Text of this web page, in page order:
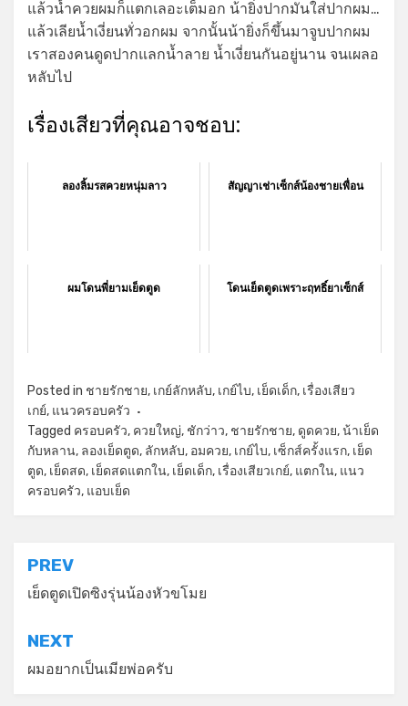
แล้วน้ำควยผมก็แตกเลอะเต็มอก น้ายิ่งปากมันใส่ปากผม…
แล้วเลียน้ำเงี่ยนทั่วอกผม จากนั้นน้ายิ่งก็ขึ้นมาจูบปากผม
เราสองคนดูดปากแลกน้ำลาย น้ำเงี่ยนกันอยู่นาน จนเผลอ
หลับไป
เรื่องเสียวที่คุณอาจชอบ:
ลองลิ้มรสควยหนุ่มลาว สัญญาเช่าเซ็กส์น้องชายเพื่อน
ผมโดนพี่ยามเย็ดตูด โดนเย็ดตูดเพราะฤทธิ์ยาเซ็กส์
Posted in ชายรักชาย, เกย์ลักหลับ, เกย์ไบ, เย็ดเด็ก, เรื่องเสียว
เกย์, แนวครอบครัว
Tagged ครอบครัว, ควยใหญ่, ชักว่าว, ชายรักชาย, ดูดควย,น้าเย็ด
กับหลาน, ลองเย็ดตูด, ลักหลับ, อมควย, เกย์ไบ, เซ็กส์ครั้งแรก, เย็ด
ตูด, เย็ดสด, เย็ดสดแตกใน, เย็ดเด็ก, เรื่องเสียวเกย์, แตกใน, แนว
ครอบครัว, แอบเย็ด
แนะแนว
เรื่อง
PREV
เย็ดตูดเปิดซิงรุ่นน้องหัวขโมย
NEXT
ผมอยากเป็นเมียพ่อครับ